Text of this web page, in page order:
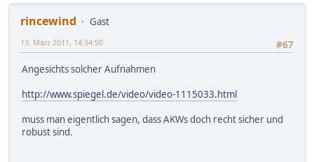
rincewind
Gast
#67
13. März 2011, 14:34:50
Angesichts solcher Aufnahmen
http://www.spiegel.de/video/video-1115033.html
muss man eigentlich sagen, dass AKWs doch recht sicher und
robust sind.